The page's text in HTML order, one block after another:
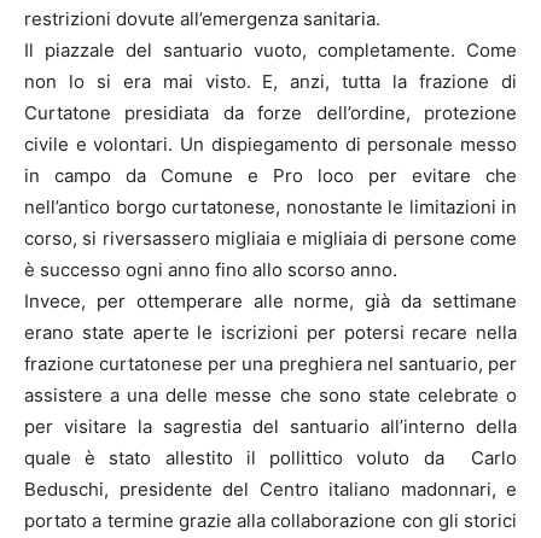
restrizioni dovute all’emergenza sanitaria.
Il piazzale del santuario vuoto, completamente. Come
non lo si era mai visto. E, anzi, tutta la frazione di
Curtatone presidiata da forze dell’ordine, protezione
civile e volontari. Un dispiegamento di personale messo
in campo da Comune e Pro loco per evitare che
nell’antico borgo curtatonese, nonostante le limitazioni in
corso, si riversassero migliaia e migliaia di persone come
è successo ogni anno fino allo scorso anno.
Invece, per ottemperare alle norme, già da settimane
erano state aperte le iscrizioni per potersi recare nella
frazione curtatonese per una preghiera nel santuario, per
assistere a una delle messe che sono state celebrate o
per visitare la sagrestia del santuario all’interno della
quale è stato allestito il pollittico voluto da Carlo
Beduschi, presidente del Centro italiano madonnari, e
portato a termine grazie alla collaborazione con gli storici